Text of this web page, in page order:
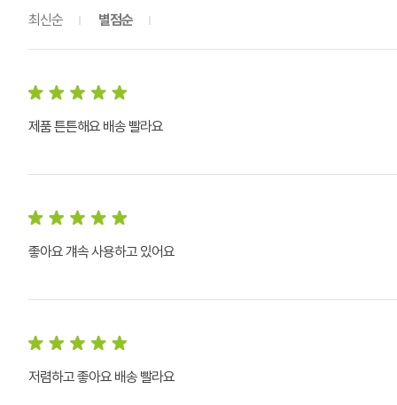
최신순 별점순
제품 튼튼해요 배송 빨라요
좋아요 걔속 사용하고 있어요
저렴하고 좋아요 배송 빨라요